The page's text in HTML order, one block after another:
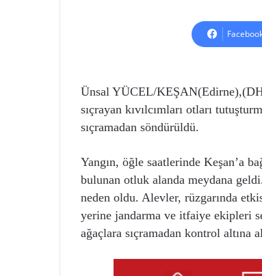
Ünsal YÜCEL/
sıçrayan kıvılcımları otları
sıçramadan söndürüldü.
Yangın, öğle saatlerinde Keşan’a
bulunan otluk alanda meydana
neden oldu. Alevler, rüzgarında
yerine jandarma ve itfaiye ekipleri
ağaçlara sıçramadan kontrol